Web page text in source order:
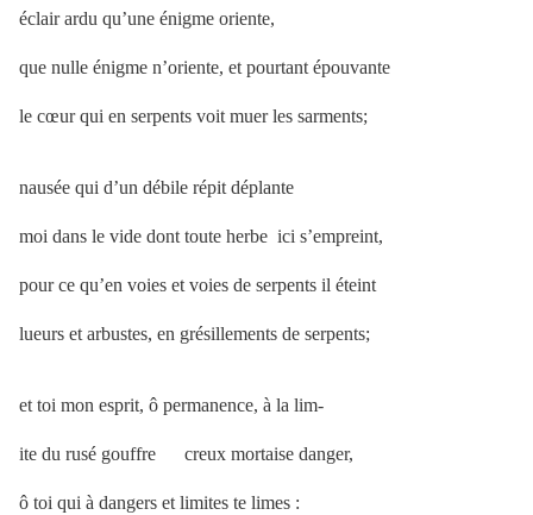
éclair ardu qu’une énigme oriente,
que nulle énigme n’oriente, et pourtant épouvante
le cœur qui en serpents voit muer les sarments;
nausée qui d’un débile répit déplante
moi dans le vide dont toute herbe ici s’empreint,
pour ce qu’en voies et voies de serpents il éteint
lueurs et arbustes, en grésillements de serpents;
et toi mon esprit, ô permanence, à la lim-
ite du rusé gouffre creux mortaise danger,
ô toi qui à dangers et limites te limes :